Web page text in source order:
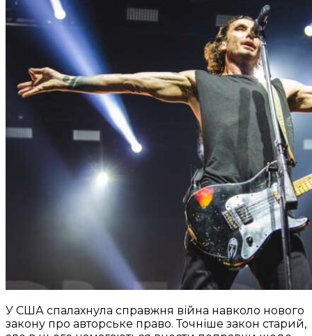
У США спалахнула справжня війна навколо нового
закону про авторське право. Точніше закон старий,